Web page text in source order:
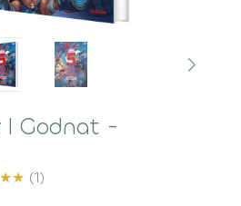
Godnat -
★★ (1)